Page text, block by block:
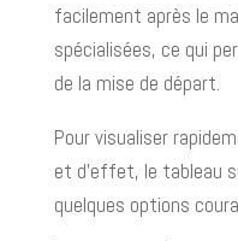
facilement après le
spécialisées, ce qui
de la mise de départ.
Pour visualiser
et d’effet, le tableau
quelques options